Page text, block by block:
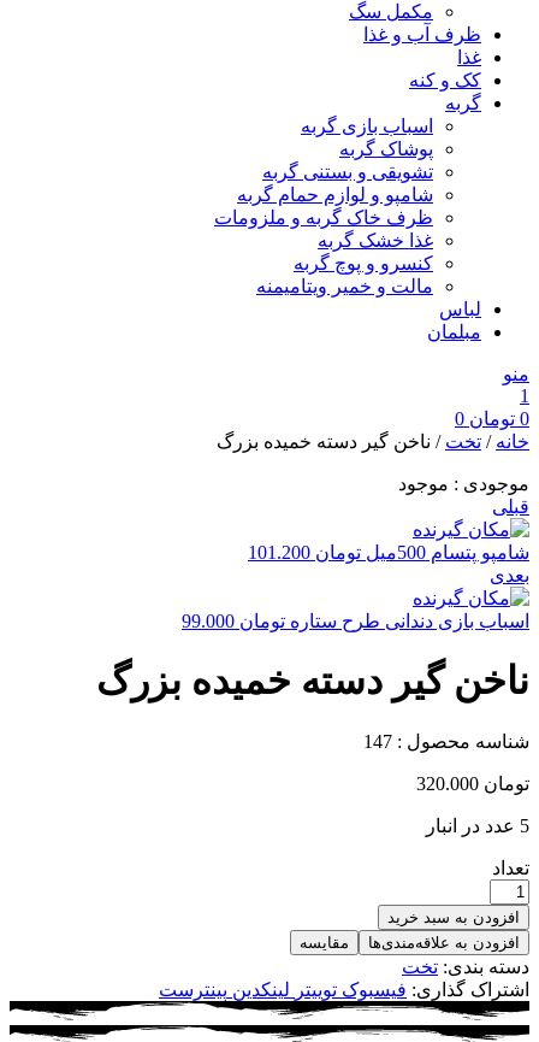
مکمل سگ
ظرف آب و غذا
غذا
کک و کنه
گربه
اسباب بازی گربه
پوشاک گربه
تشویقی و بستنی گربه
شامپو و لوازم حمام گربه
ظرف خاک گربه و ملزومات
غذا خشک گربه
کنسرو و پوچ گربه
مالت و خمیر ویتامیمنه
لباس
مبلمان
منو
1
0 تومان
خانه / تخت / ناخن گیر دسته خمیده بزرگ
موجودی : موجود
قبلی
شامپو پتسام 500میل تومان
بعدی
اسباب بازی دندانی طرح ستاره تومان
ناخن گیر دسته خمیده بزرگ
شناسه محصول : 147
تومان
5 عدد در انبار
تعداد
افزودن به سبد خرید
افزودن به علاقه‌مندی‌ها
مقایسه
دسته بندی: تخت
اشتراک گذاری: فیسبوک توییتر لینکدین پینترست